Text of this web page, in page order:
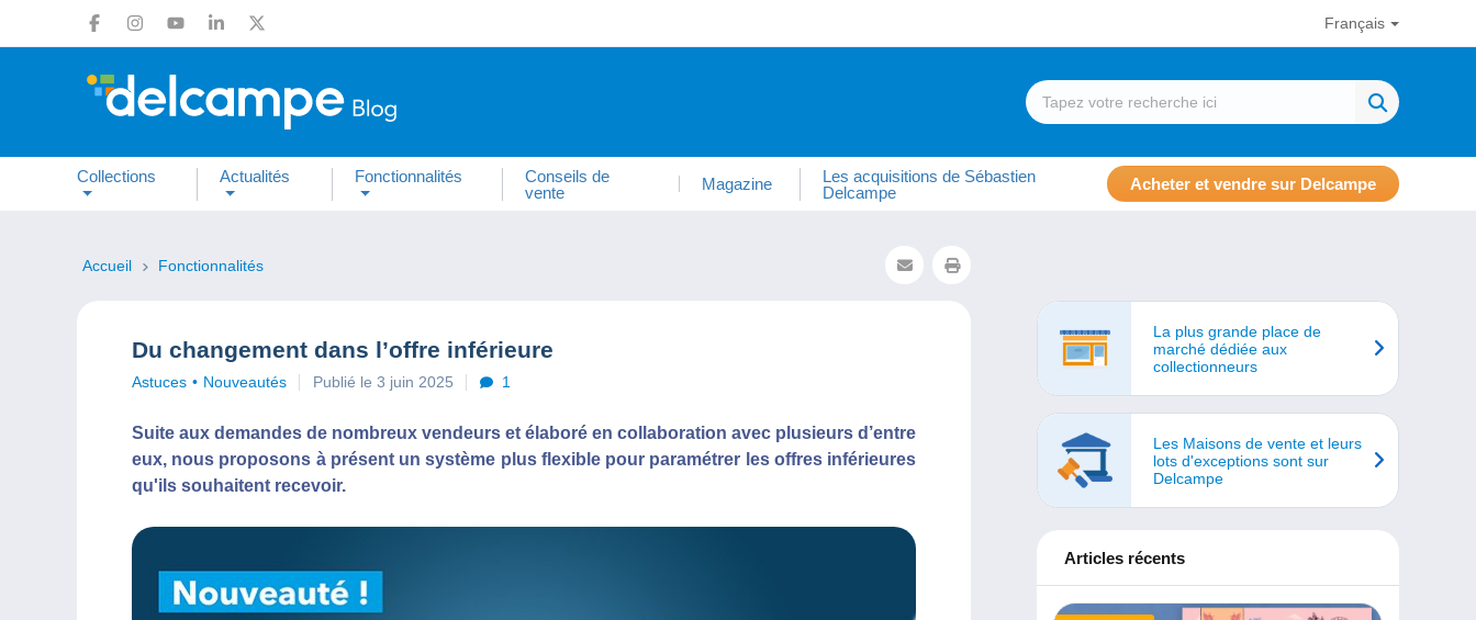
Français
Collections Actualités Fonctionnalités
Conseils de
vente
Magazine
Les acquisitions de Sébastien
Delcampe
Acheter et vendre sur Delcampe
Accueil Fonctionnalités
Du changement dans l’offre inférieure
Astuces Nouveautés Publié le 3 juin 2025 1
Suite aux demandes de nombreux vendeurs et élaboré en collaboration avec plusieurs d’entre
eux, nous proposons à présent un système plus flexible pour paramétrer les offres inférieures
qu'ils souhaitent recevoir.
La plus grande place de
marché dédiée aux
collectionneurs
Les Maisons de vente et leurs
lots d'exceptions sont sur
Delcampe
Articles récents